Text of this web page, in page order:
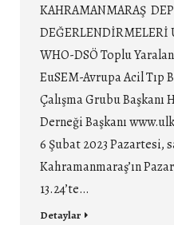
KAHRAMANMARAŞ
WHO-DSÖ Toplu
EuSEM-Avrupa Acil
Çalışma Grubu Başkanı
Derneği Başkanı
6 Şubat 2023 Pazartesi,
Kahramanmaraş’ın
13.24’te…
Detaylar